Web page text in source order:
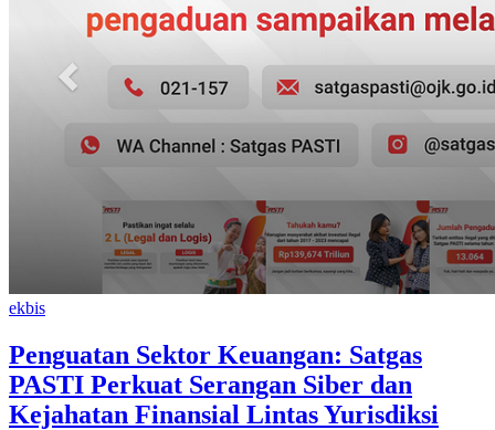
ekbis
Penguatan Sektor Keuangan: Satgas
PASTI Perkuat Serangan Siber dan
Kejahatan Finansial Lintas Yurisdiksi